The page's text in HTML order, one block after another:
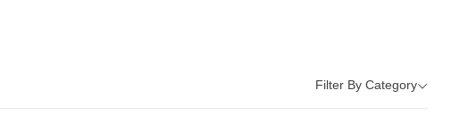
Filter By Category